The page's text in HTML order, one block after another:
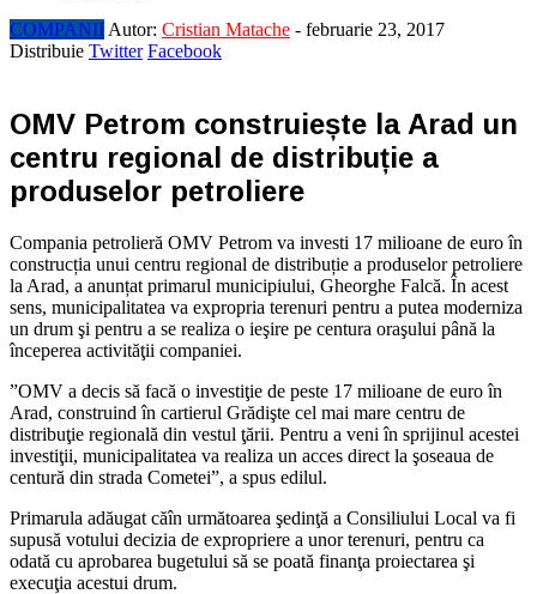
COMPANII Autor: Cristian Matache - februarie 23, 2017
Distribuie Twitter Facebook
OMV Petrom construiește la Arad un
centru regional de distribuție a
produselor petroliere
Compania petrolieră OMV Petrom va investi 17 milioane de euro în
construcția unui centru regional de distribuție a produselor petroliere
la Arad, a anunțat primarul municipiului, Gheorghe Falcă. În acest
sens, municipalitatea va expropria terenuri pentru a putea moderniza
un drum şi pentru a se realiza o ieşire pe centura oraşului până la
începerea activităţii companiei.
”OMV a decis să facă o investiţie de peste 17 milioane de euro în
Arad, construind în cartierul Grădişte cel mai mare centru de
distribuţie regională din vestul ţării. Pentru a veni în sprijinul acestei
investiţii, municipalitatea va realiza un acces direct la şoseaua de
centură din strada Cometei”, a spus edilul.
Primarula adăugat căîn următoarea şedinţă a Consiliului Local va fi
supusă votului decizia de expropriere a unor terenuri, pentru ca
odată cu aprobarea bugetului să se poată finanţa proiectarea şi
execuţia acestui drum.